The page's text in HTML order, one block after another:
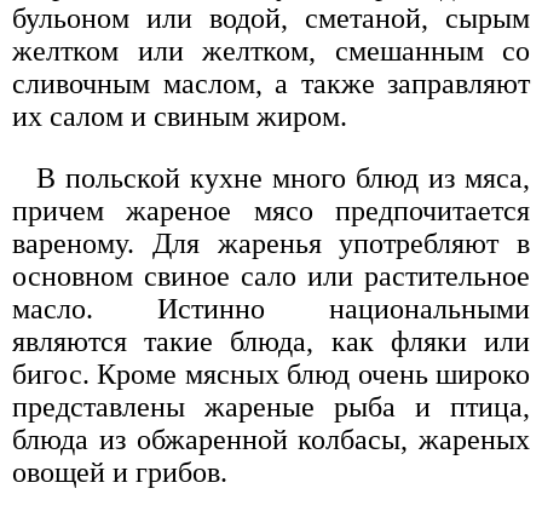
бульоном или водой, сметаной, сырым
желтком или желтком, смешанным со
сливочным маслом, а также заправляют
их салом и свиным жиром.
В польской кухне много блюд из мяса,
причем жареное мясо предпочитается
вареному. Для жаренья употребляют в
основном свиное сало или растительное
масло. Истинно национальными
являются такие блюда, как фляки или
бигос. Кроме мясных блюд очень широко
представлены жареные рыба и птица,
блюда из обжаренной колбасы, жареных
овощей и грибов.